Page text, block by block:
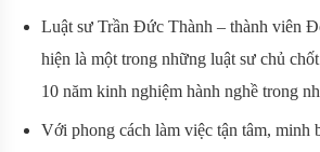
Luật sư Trần Đức Thành – thành viên
hiện là một trong những luật sư chủ
10 năm kinh nghiệm hành nghề trong
Với phong cách làm việc tận tâm, minh